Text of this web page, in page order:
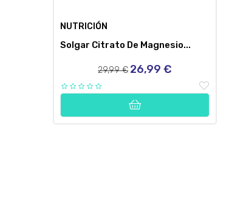
NUTRICIÓN
Solgar Citrato De Magnesio...
Precio
29,99 € Precio
26,99 €